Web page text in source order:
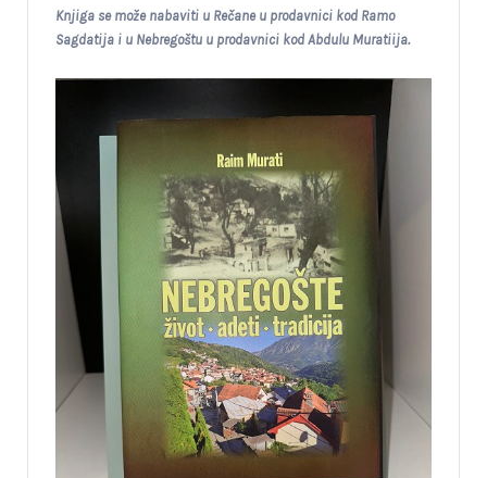
Knjiga se može nabaviti u Rečane u prodavnici kod Ramo
Sagdatija i u Nebregoštu u prodavnici kod Abdulu Muratiija.